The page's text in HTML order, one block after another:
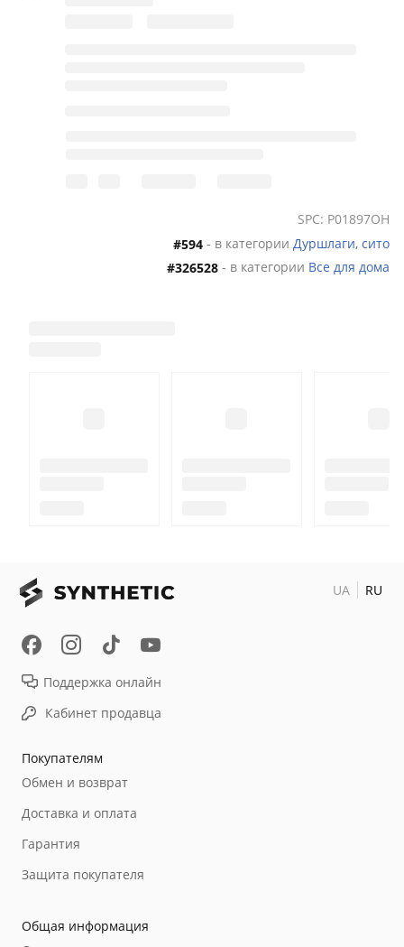
SPC: P01897OH
#594 - в категории Дуршлаги, сито
#326528 - в категории Все для дома
Покупателям
Обмен и возврат
Доставка и оплата
Гарантия
Защита покупателя
Общая информация
Поддержка онлайн
Кабинет продавца
UA RU